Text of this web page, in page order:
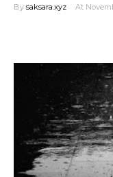
By saksara.xyz At